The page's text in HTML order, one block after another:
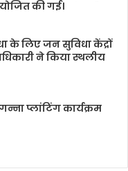
की गई।
के लिए जन सुविधा केंद्रों
ने किया स्थलीय
प्लांटिंग कार्यक्रम